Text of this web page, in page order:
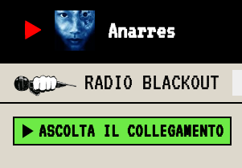
Anarres
RADIO BLACKOUT
ASCOLTA IL COLLEGAMENTO